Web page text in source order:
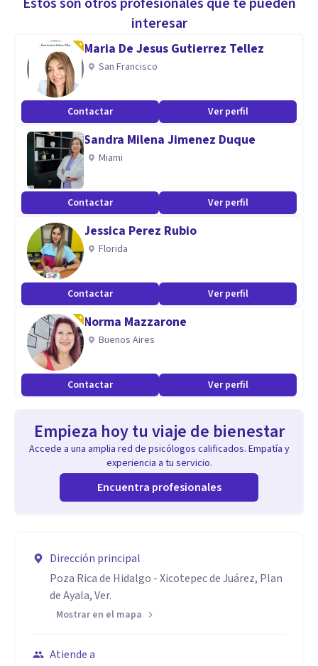
interesar
Maria De Jesus Gutierrez Tellez
San Francisco
Contactar Ver perfil
Sandra Milena Jimenez Duque
Miami
Contactar Ver perfil
Jessica Perez Rubio
Florida
Contactar Ver perfil
Norma Mazzarone
Buenos Aires
Contactar Ver perfil
Empieza hoy tu viaje de bienestar
Accede a una amplia red de psicólogos calificados. Empatía y
experiencia a tu servicio.
Encuentra profesionales
Dirección principal
Poza Rica de Hidalgo - Xicotepec de Juárez, Plan
de Ayala, Ver.
Mostrar en el mapa
Atiende a